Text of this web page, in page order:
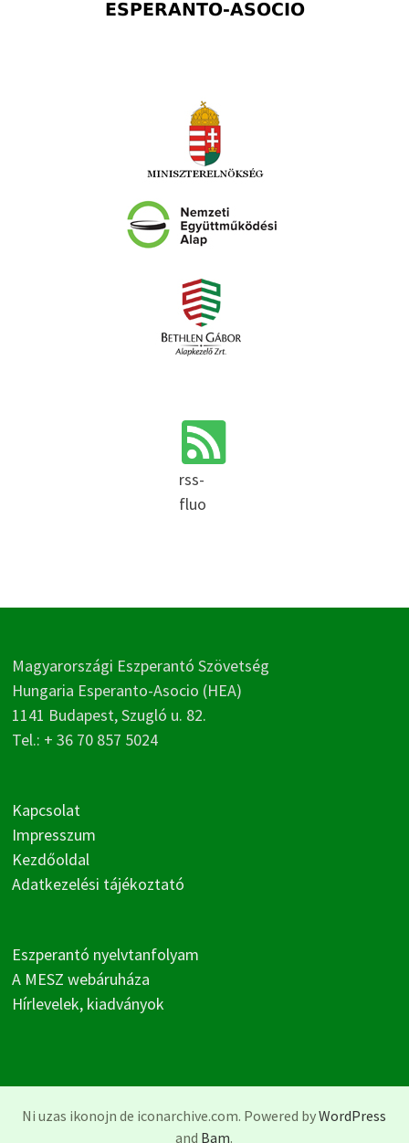
rss-
fluo
Magyarországi Eszperantó Szövetség
Hungaria Esperanto-Asocio (HEA)
1141 Budapest, Szugló u. 82.
Tel.: + 36 70 857 5024
Kapcsolat
Impresszum
Kezdőoldal
Adatkezelési tájékoztató
Eszperantó nyelvtanfolyam
A MESZ webáruháza
Hírlevelek, kiadványok
Ni uzas ikonojn de iconarchive.com. Powered byWordPress
and Bam.